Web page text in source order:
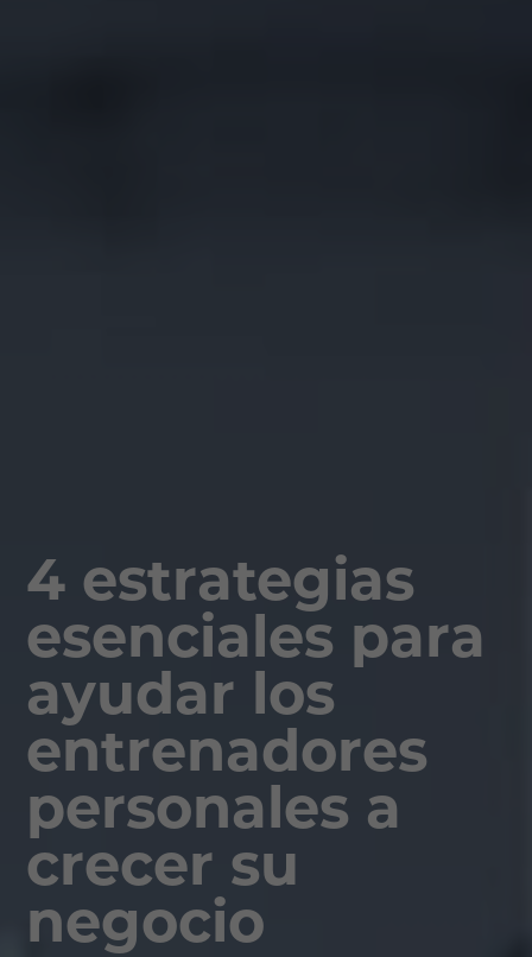
4 estrategias
esenciales para
ayudar los
entrenadores
personales a
crecer su
negocio